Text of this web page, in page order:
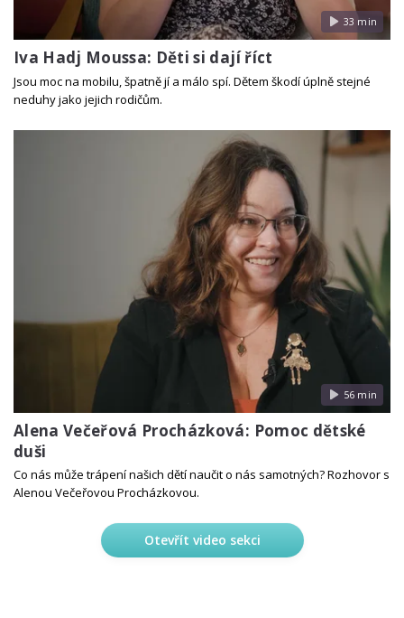
33 min
Iva Hadj Moussa: Děti si dají říct
Jsou moc na mobilu, špatně jí a málo spí. Dětem škodí úplně stejné
neduhy jako jejich rodičům.
56 min
Alena Večeřová Procházková: Pomoc dětské
duši
Co nás může trápení našich dětí naučit o nás samotných? Rozhovor s
Alenou Večeřovou Procházkovou.
Otevřít video sekci